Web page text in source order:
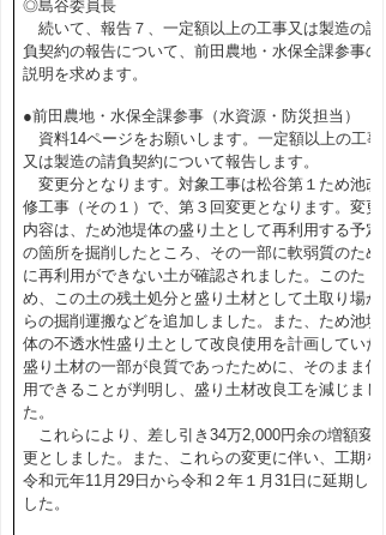
◎島谷委員長
続いて、報告７、一定額以上の工事又は製造の請
負契約の報告について、前田農地・水保全課参事の
説明を求めます。
●前田農地・水保全課参事（水資源・防災担当）
資料14ページをお願いします。一定額以上の工事
又は製造の請負契約について報告します。
変更分となります。対象工事は松谷第１ため池改
修工事（その１）で、第３回変更となります。変更
内容は、ため池堤体の盛り土として再利用する予定
の箇所を掘削したところ、その一部に軟弱質のため
に再利用ができない土が確認されました。このた
め、この土の残土処分と盛り土材として土取り場か
らの掘削運搬などを追加しました。また、ため池堤
体の不透水性盛り土として改良使用を計画していた
盛り土材の一部が良質であったために、そのまま使
用できることが判明し、盛り土材改良工を減じまし
た。
これらにより、差し引き34万2,000円余の増額変
更としました。また、これらの変更に伴い、工期を
令和元年11月29日から令和２年１月31日に延期しま
した。